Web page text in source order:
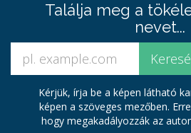
Találja meg a
nevet...
Kérjük, írja be a képen látható
képen a szöveges mezőben.
hogy megakadályozzák az